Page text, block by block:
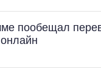
пообещал